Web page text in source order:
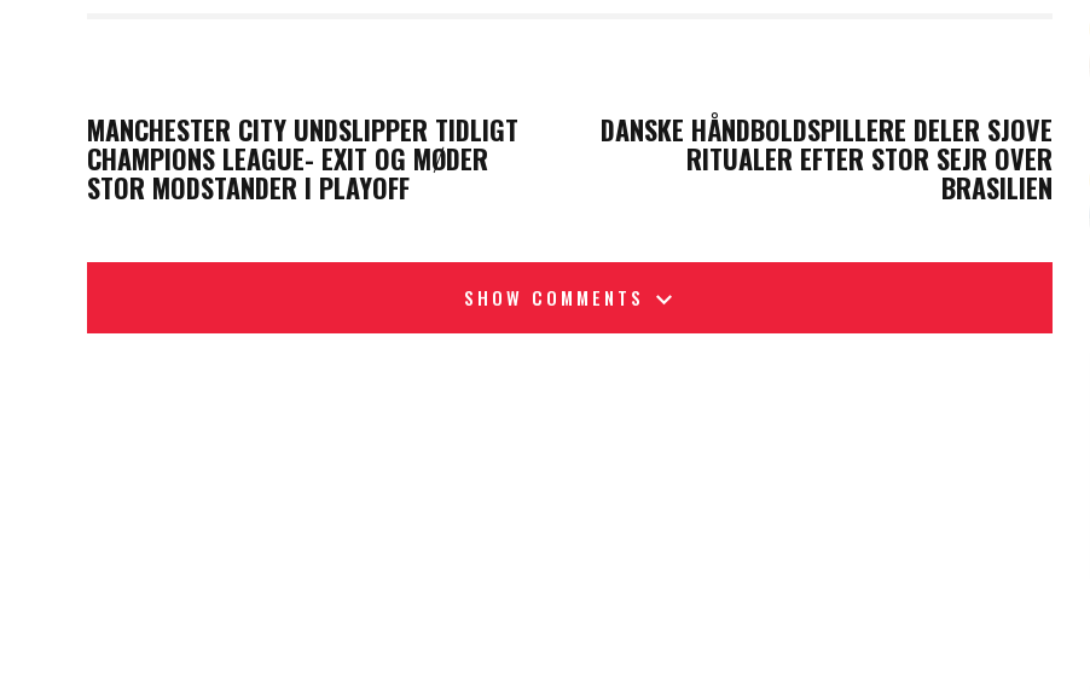
MANCHESTER CITY UNDSLIPPER TIDLIGT
CHAMPIONS LEAGUE- EXIT OG MØDER
STOR MODSTANDER I PLAYOFF
DANSKE HÅNDBOLDSPILLERE DELER SJOVE
RITUALER EFTER STOR SEJR OVER
BRASILIEN
SHOW COMMENTS